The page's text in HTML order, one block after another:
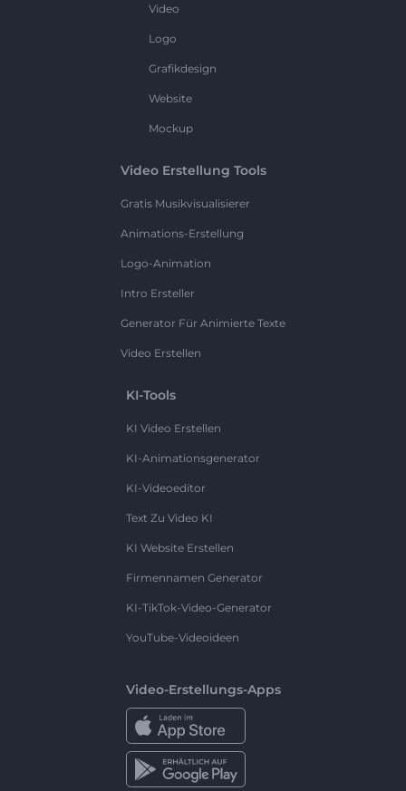
Video
Logo
Grafikdesign
Website
Mockup
Video Erstellung Tools
Gratis Musikvisualisierer
Animations-Erstellung
Logo-Animation
Intro Ersteller
Generator Für Animierte Texte
Video Erstellen
KI-Tools
KI Video Erstellen
KI-Animationsgenerator
KI-Videoeditor
Text Zu Video KI
KI Website Erstellen
Firmennamen Generator
KI-TikTok-Video-Generator
YouTube-Videoideen
Video-Erstellungs-Apps